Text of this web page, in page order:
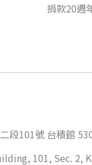
捐款20週
段101號 台積館
101, Sec. 2,